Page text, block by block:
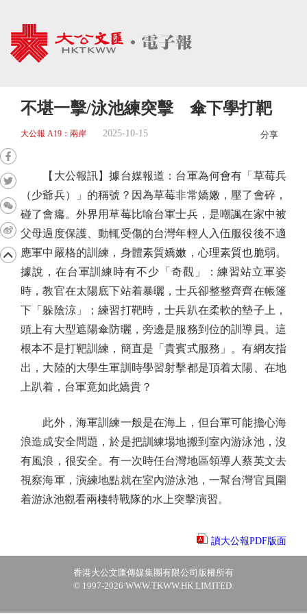
不堪一擊/泳池練突擊 傘下學打靶
大公報 A19：兩岸 2025-10-15 分享
【大公報訊】據台媒報道：台軍為何會有「草莓兵
（少爺兵）」的稱號？因為草莓非常嬌嫩，壓了會碎，
碰了會癟。外界用草莓比喻台軍士兵，是嘲諷在家中被
父母過度保護、動輒受傷的台灣年輕人入伍服役後不適
應軍中嚴格的訓練，身體素質嬌嫩，心理素質也脆弱。
據說，在台軍訓練時有不少「奇觀」：練習站立軍姿
時，教官在太陽底下站着暴曬，士兵卻整整齊齊在帳篷
下「躲陰涼」；練習打靶時，士兵趴在柔軟的墊子上，
頭上有大型遮陽傘防曬，旁邊是服務到位的訓導員。這
根本不是打靶訓練，簡直是「貴賓式服務」。有網友指
出，大陸的大學生軍訓時學習射擊都是頂着太陽、在地
上趴着，台軍竟如此嬌貴？
此外，海軍訓練一般是在海上，但台軍可能擔心海
浪造成安全問題，於是把訓練場地搬到室內游泳池，沒
有風浪，很安全。有一次時任台灣地區領導人蔡英文去
視察海軍，演練地點就在室內游泳池，一幫台灣官員圍
着游泳池觀看兩棲特戰隊的水上突擊演習。
讀大公報PDF版面
香港大公文匯傳媒集團有限公司版權所有
© 1997-2026 WWW.TKWW.HK LIMITED.